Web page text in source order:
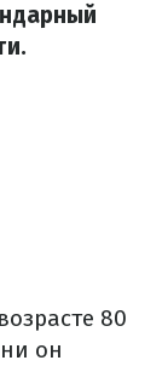
80
он